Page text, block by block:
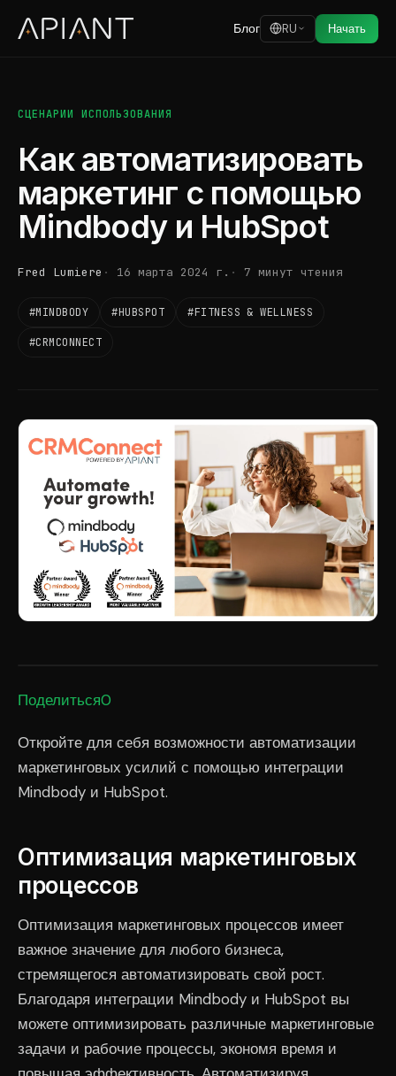
Блог RU Начать
СЦЕНАРИИ ИСПОЛЬЗОВАНИЯ
Как автоматизировать
маркетинг с помощью
Mindbody и HubSpot
Fred Lumiere 16 марта 2024 г. 7 минут чтения
#MINDBODY #HUBSPOT #FITNESS & WELLNESS
#CRMCONNECT
Поделиться0
Откройте для себя возможности автоматизации
маркетинговых усилий с помощью интеграции
Mindbody и HubSpot.
Оптимизация маркетинговых
процессов
Оптимизация маркетинговых процессов имеет
важное значение для любого бизнеса,
стремящегося автоматизировать свой рост.
Благодаря интеграции Mindbody и HubSpot вы
можете оптимизировать различные маркетинговые
задачи и рабочие процессы, экономя время и